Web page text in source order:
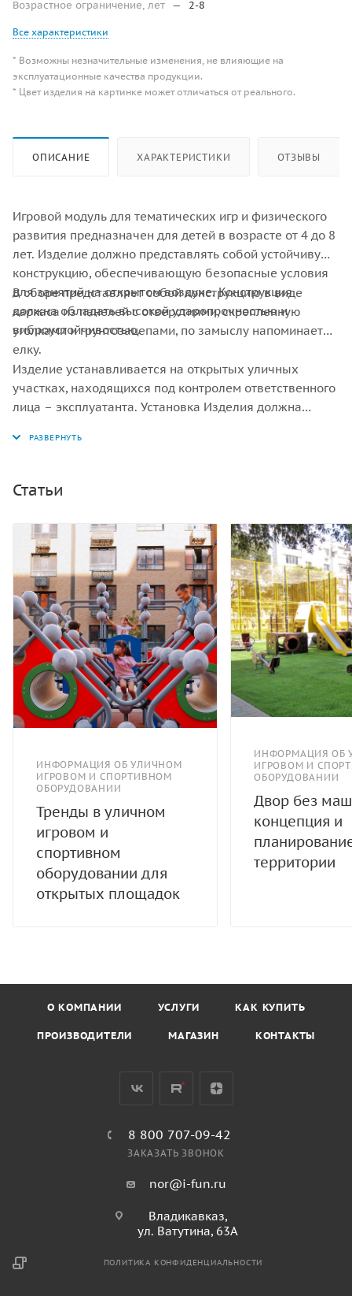
Возрастное ограничение, лет — 2-8
Все характеристики
* Возможны незначительные изменения, не влияющие на
эксплуатационные качества продукции.
* Цвет изделия на картинке может отличаться от реального.
ОПИСАНИЕ ХАРАКТЕРИСТИКИ ОТЗЫВЫ
Игровой модуль для тематических игр и физического
развития предназначен для детей в возрасте от 4 до 8
лет. Изделие должно представлять собой устойчивую
конструкцию, обеспечивающую безопасные условия
для занятий на открытом воздухе. Конструкция
должна обладать высокой ударопрочностью и
виброустойчивостью.
В сборе представляет собой конструкцию в виде
каркаса из панелей с отверстиями, скрепленную
уголками и грунтозацепами, по замыслу напоминает
елку.
Изделие устанавливается на открытых уличных
участках, находящихся под контролем ответственного
лица – эксплуатанта. Установка Изделия должна
насаждений. В зоне приземления должно быть
опилки) минимальной толщиной 300 мм.
Статьи
ИНФОРМАЦИЯ ОБ УЛИЧНОМ
ИГРОВОМ И СПОРТИВНОМ
ОБОРУДОВАНИИ
Тренды в уличном
игровом и
спортивном
оборудовании для
открытых площадок
ИНФОРМАЦИЯ ОБ
ИГРОВОМ И
ОБОРУДОВАНИИ
Двор без
концепция и
территории
О КОМПАНИИ УСЛУГИ КАК КУПИТЬ
ПРОИЗВОДИТЕЛИ МАГАЗИН КОНТАКТЫ
8 800 707-09-42
ЗАКАЗАТЬ ЗВОНОК
nor@i-fun.ru
Владикавказ,
ул. Ватутина, 63А
ПОЛИТИКА КОНФИДЕНЦИАЛЬНОСТИ